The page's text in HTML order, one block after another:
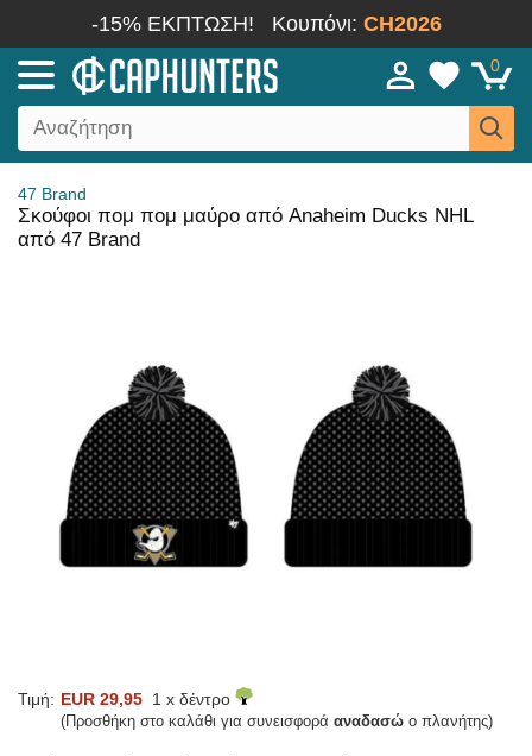
-15% ΕΚΠΤΩΣΗ! Κουπόνι: CH2026
0
47 Brand
Σκούφοι πομ πομ μαύρο από Anaheim Ducks NHL
από 47 Brand
Τιμή: EUR 29,95 1 x δέντρο
(Προσθήκη στο καλάθι για συνεισφορά αναδασώ ο πλανήτης)